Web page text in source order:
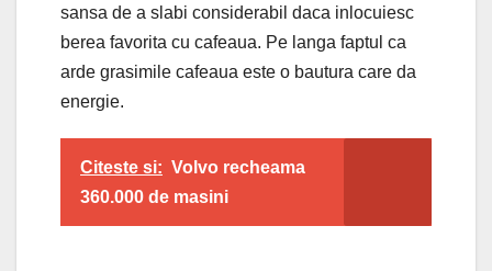
sansa de a slabi considerabil daca inlocuiesc
berea favorita cu cafeaua. Pe langa faptul ca
arde grasimile cafeaua este o bautura care da
energie.
Citeste si: Volvo recheama
360.000 de masini